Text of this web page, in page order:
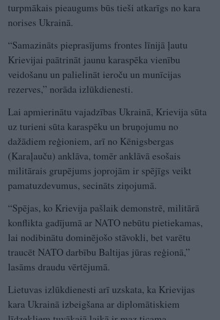
turpmākais pieaugums būs tieši atkarīgs no kara
norises Ukrainā.
“Samazināts pieprasījums frontes līnijā ļautu
Krievijai paātrināt jaunu karaspēka vienību
veidošanu un palielināt ieroču un munīcijas
rezerves,” norāda izlūkdienesti.
Lai apmierinātu vajadzības Ukrainā, Krievija sūta
uz turieni sūta karaspēku un bruņojumu no
dažādiem reģioniem, arī no Kēnigsbergas
(Karaļauču) anklāva, tomēr anklāvā esošais
militārais grupējums joprojām ir spējīgs veikt
pamatuzdevumus, secināts ziņojumā.
“Spējas, ko Krievija pašlaik demonstrē, militārā
konflikta gadījumā ar NATO nebūtu pietiekamas,
lai nodibinātu dominējošo stāvokli, bet varētu
traucēt NATO darbību Baltijas jūras reģionā,”
lasāms draudu vērtējumā.
Lietuvas izlūkdienesti arī uzskata, ka Krievijas
kara Ukrainā izbeigšana ar diplomātiskiem